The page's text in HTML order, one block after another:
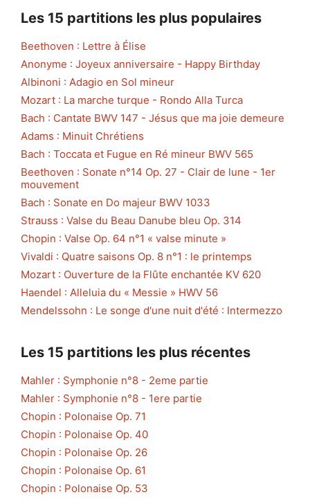
Les 15 partitions les plus populaires
Beethoven : Lettre à Élise
Anonyme : Joyeux anniversaire - Happy Birthday
Albinoni : Adagio en Sol mineur
Mozart : La marche turque - Rondo Alla Turca
Bach : Cantate BWV 147 - Jésus que ma joie demeure
Adams : Minuit Chrétiens
Bach : Toccata et Fugue en Ré mineur BWV 565
Beethoven : Sonate n°14 Op. 27 - Clair de lune - 1er
mouvement
Bach : Sonate en Do majeur BWV 1033
Strauss : Valse du Beau Danube bleu Op. 314
Chopin : Valse Op. 64 n°1 « valse minute »
Vivaldi : Quatre saisons Op. 8 n°1 : le printemps
Mozart : Ouverture de la Flûte enchantée KV 620
Haendel : Alleluia du « Messie » HWV 56
Mendelssohn : Le songe d'une nuit d'été : Intermezzo
Les 15 partitions les plus récentes
Mahler : Symphonie n°8 - 2eme partie
Mahler : Symphonie n°8 - 1ere partie
Chopin : Polonaise Op. 71
Chopin : Polonaise Op. 40
Chopin : Polonaise Op. 26
Chopin : Polonaise Op. 61
Chopin : Polonaise Op. 53